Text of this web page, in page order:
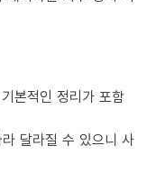
본적인 정리가 포함
달라질 수 있으니 사